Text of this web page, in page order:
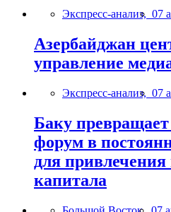
Экспресс-анализ, 07
Азербайджан
управление
Экспресс-анализ, 07
Баку
форум в
для привлечения
капитала